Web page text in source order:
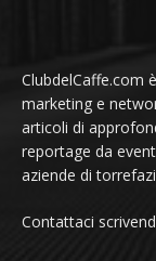
ClubdelCaffe.com
marketing e
articoli di
reportage da
aziende di
Contattaci